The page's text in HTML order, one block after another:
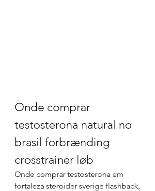
Onde comprar
testosterona natural no
brasil forbrænding
crosstrainer løb
Onde comprar testosterona em
fortaleza steroider sverige flashback,